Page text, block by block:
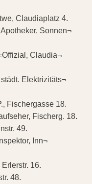
Claudiaplatz 4.
Sonnen¬
Claudia¬
Elektrizitäts¬
Fischergasse 18.
Fischerg. 18.
49.
Inn¬
16.
48.